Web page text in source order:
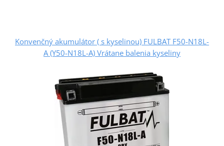
Konvenčný akumulátor ( s kyselinou) FULBAT F50-N18L-
A (Y50-N18L-A) Vrátane balenia kyseliny